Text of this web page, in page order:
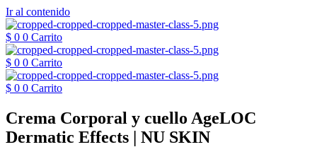
Ir al contenido
$ 0 0 Carrito
$ 0 0 Carrito
$ 0 0 Carrito
Crema Corporal y cuello AgeLOC
Dermatic Effects | NU SKIN